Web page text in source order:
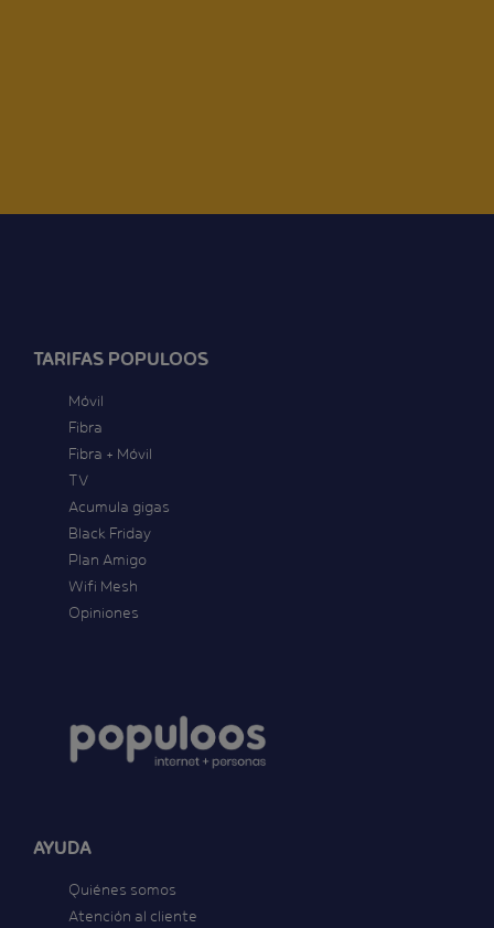
TARIFAS POPULOOS
Móvil
Fibra
Fibra + Móvil
TV
Acumula gigas
Black Friday
Plan Amigo
Wifi Mesh
Opiniones
AYUDA
Quiénes somos
Atención al cliente